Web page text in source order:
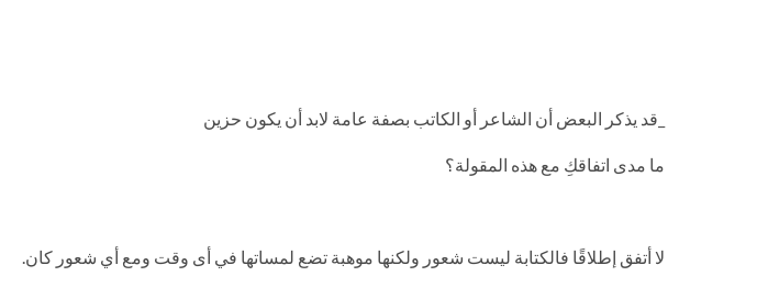
_قد يذكر البعض أن الشاعر أو الكاتب بصفة عامة لابد أن يكون حزين
ما مدى اتفاقكِ مع هذه المقولة؟
‏لا أتفق إطلاقًا فالكتابة ليست شعور ولكنها موهبة تضع لمساتها في أى وقت ومع أي شعور كان.